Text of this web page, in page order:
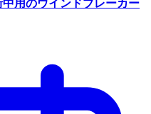
用のウインドブレーカー